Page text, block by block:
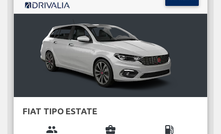
FIAT TIPO ESTATE
group business_center local_gas_station